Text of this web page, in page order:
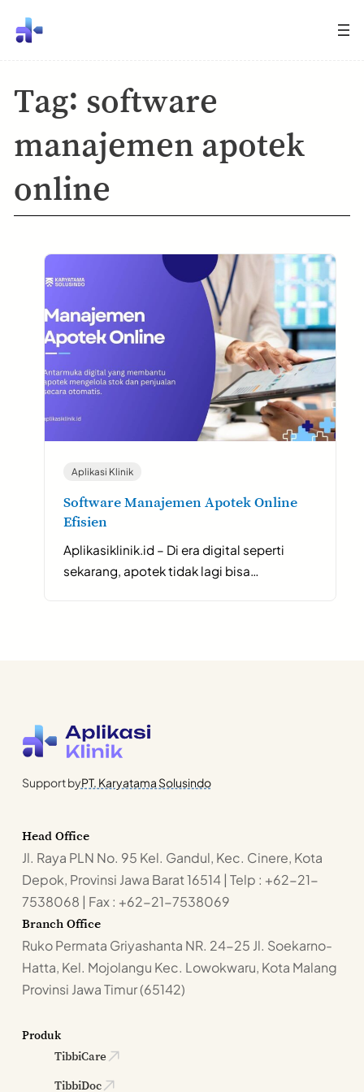
Tag: software
manajemen apotek
online
Aplikasi Klinik
Software Manajemen Apotek Online
Efisien
Aplikasiklinik.id – Di era digital seperti
sekarang, apotek tidak lagi bisa…
Support byPT. Karyatama Solusindo
Head Office
Jl. Raya PLN No. 95 Kel. Gandul, Kec. Cinere, Kota
Depok, Provinsi Jawa Barat 16514 | Telp : +62-21-
7538068 | Fax : +62-21-7538069
Branch Office
Ruko Permata Griyashanta NR. 24-25 Jl. Soekarno-
Hatta, Kel. Mojolangu Kec. Lowokwaru, Kota Malang
Provinsi Jawa Timur (65142)
Produk
TibbiCare
TibbiDoc